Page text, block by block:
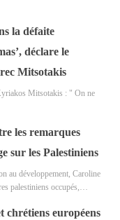
la défaite
déclare le
Mitsotakis
Mitsotakis : " On ne
les remarques
sur les Palestiniens
au développement, Caroline
palestiniens occupés,…
chrétiens européens